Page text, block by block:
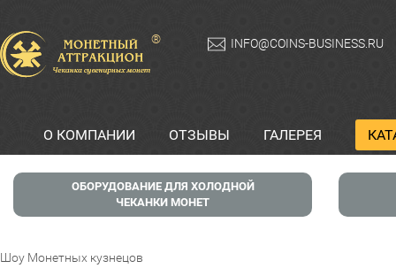
® INFO@COINS-BUSINESS.RU
О КОМПАНИИ ОТЗЫВЫ ГАЛЕРЕЯ
ОБОРУДОВАНИЕ ДЛЯ ХОЛОДНОЙ
ЧЕКАНКИ МОНЕТ
Шоу Монетных кузнецов